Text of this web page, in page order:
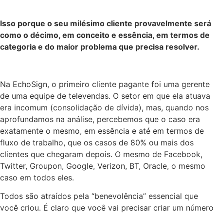
Isso porque o seu milésimo cliente provavelmente será
como o décimo, em conceito e essência, em termos de
categoria e do maior problema que precisa resolver.
Na EchoSign, o primeiro cliente pagante foi uma gerente
de uma equipe de televendas. O setor em que ela atuava
era incomum (consolidação de dívida), mas, quando nos
aprofundamos na análise, percebemos que o caso era
exatamente o mesmo, em essência e até em termos de
fluxo de trabalho, que os casos de 80% ou mais dos
clientes que chegaram depois. O mesmo de Facebook,
Twitter, Groupon, Google, Verizon, BT, Oracle, o mesmo
caso em todos eles.
Todos são atraídos pela “benevolência” essencial que
você criou. É claro que você vai precisar criar um número